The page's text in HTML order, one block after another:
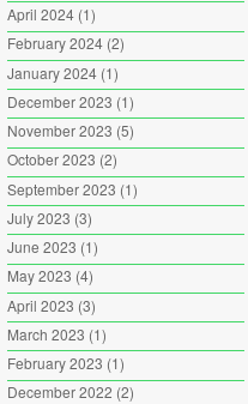
April 2024(1)
February 2024(2)
January 2024(1)
December 2023 (1)
November 2023 (5)
October 2023 (2)
September 2023 (1)
July 2023 (3)
June 2023 (1)
May 2023 (4)
April 2023 (3)
March 2023 (1)
February 2023 (1)
December 2022 (2)